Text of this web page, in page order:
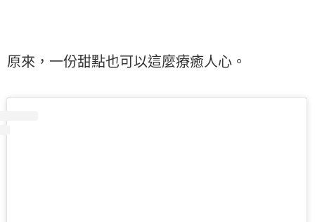
原來，一份甜點也可以這麼療癒人心。